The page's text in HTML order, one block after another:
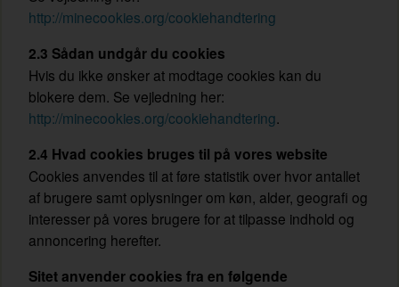
http://minecookies.org/cookiehandtering
2.3 Sådan undgår du cookies
Hvis du ikke ønsker at modtage cookies kan du
blokere dem. Se vejledning her:
http://minecookies.org/cookiehandtering.
2.4 Hvad cookies bruges til på vores website
Cookies anvendes til at føre statistik over hvor antallet
af brugere samt oplysninger om køn, alder, geografi og
interesser på vores brugere for at tilpasse indhold og
annoncering herefter.
Sitet anvender cookies fra en følgende